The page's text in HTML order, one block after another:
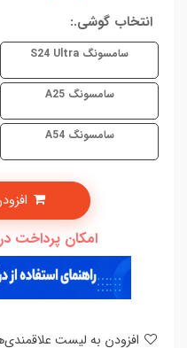
انتخاب گوشی.:
سامسونگ S24 Ultra
سامسونگ A25
سامسونگ A54
امکان پرداخت در 4 قسط با دیجی پی